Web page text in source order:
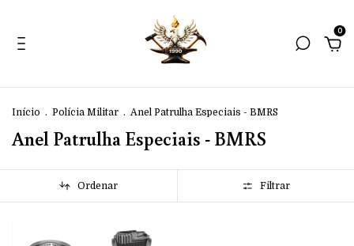
0
Início . Polícia Militar . Anel Patrulha Especiais - BMRS
Anel Patrulha Especiais - BMRS
Ordenar Filtrar